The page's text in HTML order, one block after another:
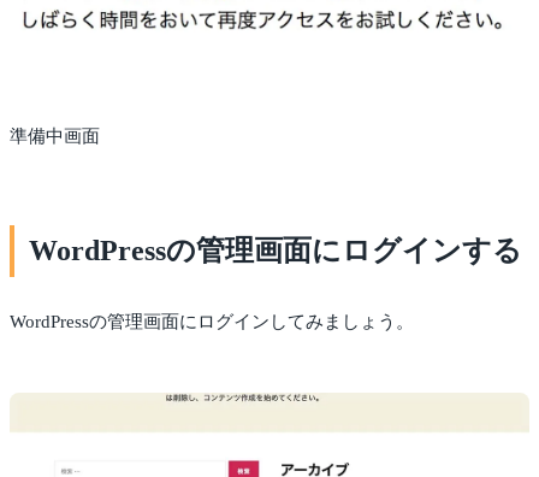
準備中画面
WordPressの管理画面にログインする
WordPressの管理画面にログインしてみましょう。